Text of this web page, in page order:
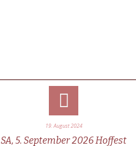
19. August 2024
SA, 5. September 2026 Hoffest